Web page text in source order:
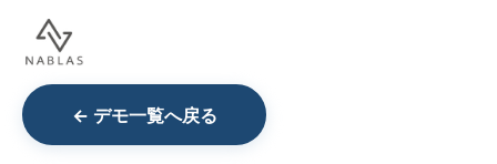
← デモ一覧へ戻る